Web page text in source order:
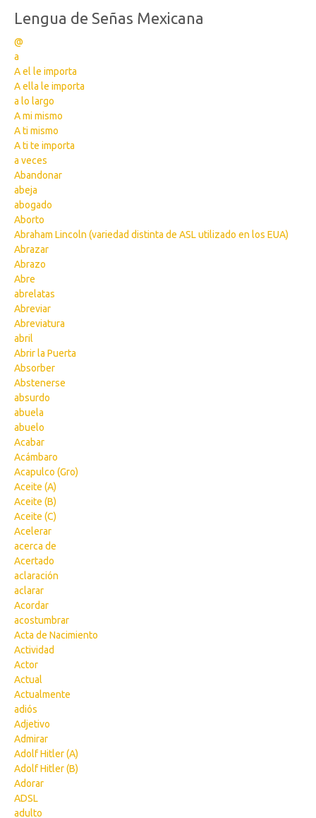
Lengua de Señas Mexicana
@
a
A el le importa
A ella le importa
a lo largo
A mi mismo
A ti mismo
A ti te importa
a veces
Abandonar
abeja
abogado
Aborto
Abraham Lincoln (variedad distinta de ASL utilizado en los EUA)
Abrazar
Abrazo
Abre
abrelatas
Abreviar
Abreviatura
abril
Abrir la Puerta
Absorber
Abstenerse
absurdo
abuela
abuelo
Acabar
Acámbaro
Acapulco (Gro)
Aceite (A)
Aceite (B)
Aceite (C)
Acelerar
acerca de
Acertado
aclaración
aclarar
Acordar
acostumbrar
Acta de Nacimiento
Actividad
Actor
Actual
Actualmente
adiós
Adjetivo
Admirar
Adolf Hitler (A)
Adolf Hitler (B)
Adorar
ADSL
adulto